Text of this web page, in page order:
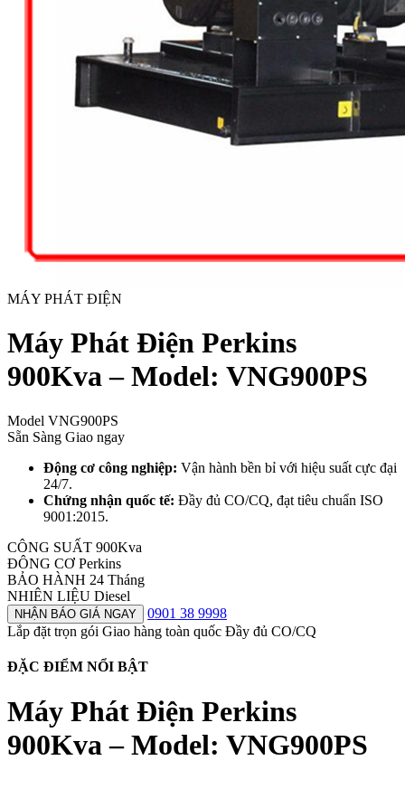
MÁY PHÁT ĐIỆN
Máy Phát Điện Perkins
900Kva – Model: VNG900PS
Model VNG900PS
Sẵn Sàng Giao ngay
Động cơ công nghiệp: Vận hành bền bỉ với hiệu suất cực đại
24/7.
Chứng nhận quốc tế: Đầy đủ CO/CQ, đạt tiêu chuẩn ISO
9001:2015.
CÔNG SUẤT 900Kva
ĐÔNG CƠ Perkins
BẢO HÀNH 24 Tháng
NHIÊN LIỆU Diesel
NHẬN BÁO GIÁ NGAY
0901 38 9998
Lắp đặt trọn gói Giao hàng toàn quốc Đầy đủ CO/CQ
ĐẶC ĐIỂM NỔI BẬT
Máy Phát Điện Perkins
900Kva – Model: VNG900PS